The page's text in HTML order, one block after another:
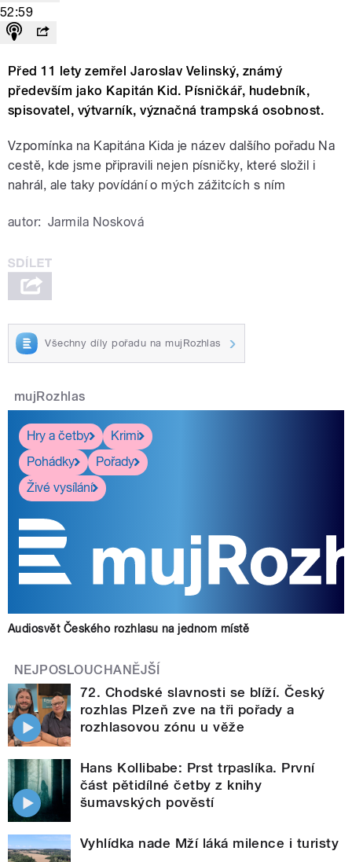
52:59
Před 11 lety zemřel Jaroslav Velinský, známý
především jako Kapitán Kid. Písničkář, hudebník,
spisovatel, výtvarník, význačná trampská osobnost.
Vzpomínka na Kapitána Kida je název dalšího pořadu Na
cestě, kde jsme připravili nejen písničky, které složil i
nahrál, ale taky povídání o mých zážitcích s ním
autor: Jarmila Nosková
Všechny díly pořadu na mujRozhlas
mujRozhlas
Hry a četby
Krimi
Pohádky
Pořady
Živé vysílání
Audiosvět Českého rozhlasu na jednom místě
NEJPOSLOUCHANĚJŠÍ
72. Chodské slavnosti se blíží. Český
rozhlas Plzeň zve na tři pořady a
rozhlasovou zónu u věže
Hans Kollibabe: Prst trpaslíka. První
část pětidílné četby z knihy
šumavských pověstí
Vyhlídka nade Mží láká milence i turisty